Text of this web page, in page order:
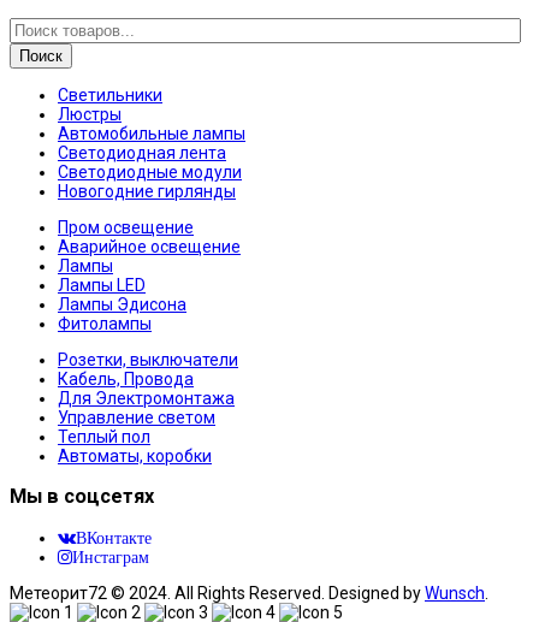
Поиск
Светильники
Люстры
Автомобильные лампы
Светодиодная лента
Светодиодные модули
Новогодние гирлянды
Пром освещение
Аварийное освещение
Лампы
Лампы LED
Лампы Эдисона
Фитолампы
Розетки, выключатели
Кабель, Провода
Для Электромонтажа
Управление светом
Теплый пол
Автоматы, коробки
Мы в соцсетях
ВКонтакте
Инстаграм
Метеорит72 © 2024. All Rights Reserved. Designed byWunsch